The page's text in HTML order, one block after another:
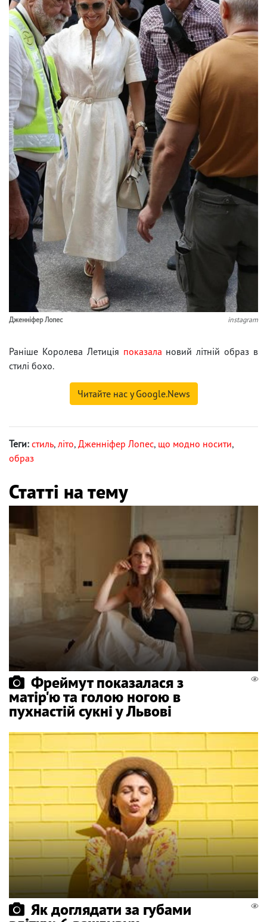
Дженніфер Лопес instagram
Раніше Королева Летиція показала новий літній образ в
стилі бохо.
Читайте нас у Google.News
Теги: стиль, літо, Дженніфер Лопес, що модно носити,
образ
Статті на тему
Фреймут показалася з
матір'ю та голою ногою в
пухнастій сукні у Львові
Як доглядати за губами